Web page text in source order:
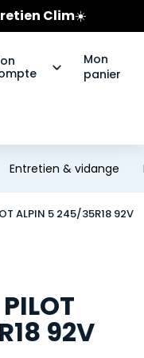
Clim☀️
pneus Bridgestone
Mon
panier
Entretien & vidange
ALPIN 5 245/35R18 92V
92V